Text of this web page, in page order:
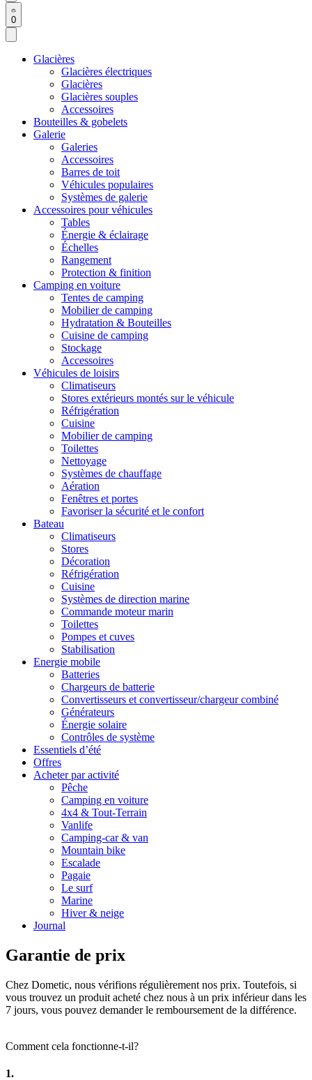
0
Glacières
Glacières électriques
Glacières
Glacières souples
Accessoires
Bouteilles & gobelets
Galerie
Galeries
Accessoires
Barres de toit
Véhicules populaires
Systèmes de galerie
Accessoires pour véhicules
Tables
Énergie & éclairage
Échelles
Rangement
Protection & finition
Camping en voiture
Tentes de camping
Mobilier de camping
Hydratation & Bouteilles
Cuisine de camping
Stockage
Accessoires
Véhicules de loisirs
Climatiseurs
Stores extérieurs montés sur le véhicule
Réfrigération
Cuisine
Mobilier de camping
Toilettes
Nettoyage
Systèmes de chauffage
Aération
Fenêtres et portes
Favoriser la sécurité et le confort
Bateau
Climatiseurs
Stores
Décoration
Réfrigération
Cuisine
Systèmes de direction marine
Commande moteur marin
Toilettes
Pompes et cuves
Stabilisation
Energie mobile
Batteries
Chargeurs de batterie
Convertisseurs et convertisseur/chargeur combiné
Générateurs
Énergie solaire
Contrôles de système
Essentiels d’été
Offres
Acheter par activité
Pêche
Camping en voiture
4x4 & Tout-Terrain
Vanlife
Camping-car & van
Mountain bike
Escalade
Pagaie
Le surf
Marine
Hiver & neige
Journal
Garantie de prix
Chez Dometic, nous vérifions régulièrement nos prix. Toutefois, si
vous trouvez un produit acheté chez nous à un prix inférieur dans les
7 jours, vous pouvez demander le remboursement de la différence.
Comment cela fonctionne-t-il?
1.